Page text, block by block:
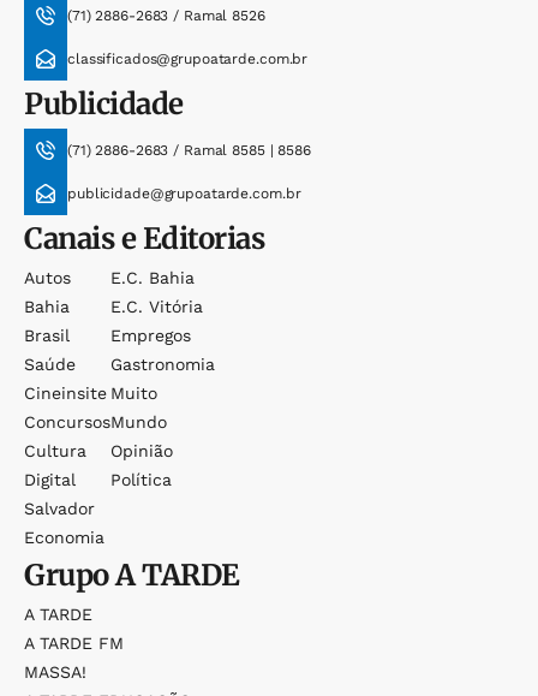
(71) 2886-2683 / Ramal 8526
classificados@grupoatarde.com.br
Publicidade
(71) 2886-2683 / Ramal 8585 | 8586
publicidade@grupoatarde.com.br
Canais e Editorias
Autos
Bahia
Brasil
Saúde
Cineinsite
Concursos
Cultura
Digital
Salvador
Economia
E.c. Bahia
E.c. Vitória
Empregos
Gastronomia
Muito
Mundo
Opinião
Política
GrupoA TARDE
A TARDE
A TARDE FM
MASSA!